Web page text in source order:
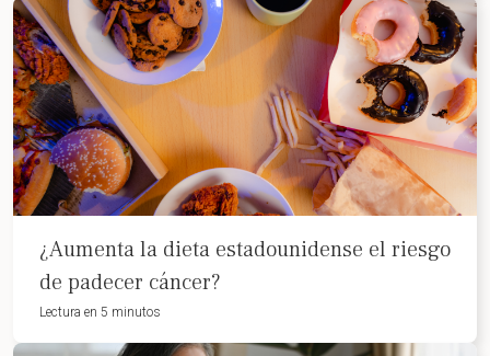
¿Aumenta la dieta estadounidense el riesgo
de padecer cáncer?
Lectura en 5 minutos